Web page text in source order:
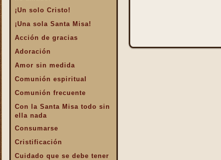
¡Un solo Cristo!
¡Una sola Santa Misa!
Acción de gracias
Adoración
Amor sin medida
Comunión espiritual
Comunión frecuente
Con la Santa Misa todo sin
ella nada
Consumarse
Cristificación
Cuidado que se debe tener